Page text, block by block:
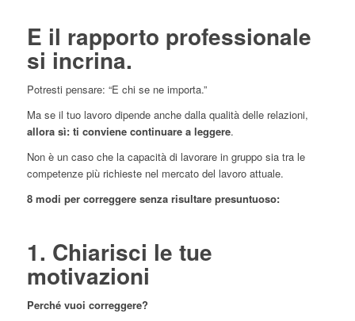
E il rapporto professionale
si incrina.
Potresti pensare: “E chi se ne importa.”
Ma se il tuo lavoro dipende anche dalla qualità delle relazioni,
allora sì: ti conviene continuare a leggere.
Non è un caso che la capacità di lavorare in gruppo sia tra le
competenze più richieste nel mercato del lavoro attuale.
8 modi per correggere senza risultare presuntuoso:
1. Chiarisci le tue
motivazioni
Perché vuoi correggere?